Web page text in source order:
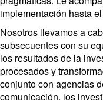
implementación hasta
Nosotros llevamos a
subsecuentes con su
los resultados de la
procesados y
conjunto con agencias
comunicación, los